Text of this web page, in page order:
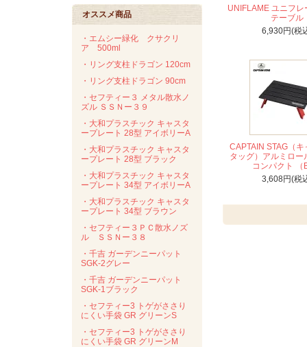
オススメ商品
・エムシー緑化 クサクリ
ア 500ml
・リング支柱ドラゴン 120cm
・リング支柱ドラゴン 90cm
・セフティー３ メタル散水ノ
ズル ＳＳＮー３９
・大和プラスチック キャスタ
ープレート 28型 アイボリーA
・大和プラスチック キャスタ
ープレート 28型 ブラック
・大和プラスチック キャスタ
ープレート 34型 アイボリーA
・大和プラスチック キャスタ
ープレート 34型 ブラウン
・セフティー３ＰＣ散水ノズ
ル ＳＳＮー３８
・千吉 ガーデンニーパット
SGK-2グレー
・千吉 ガーデンニーパット
SGK-1ブラック
・セフティー3 トゲがささり
にくい手袋 GR グリーンS
・セフティー3 トゲがささり
にくい手袋 GR グリーンM
UNIFLAME ユニフレ
テーブル
6,930円(税
CAPTAIN STAG（キ
タッグ）アルミロー
コンパクト （
3,608円(税